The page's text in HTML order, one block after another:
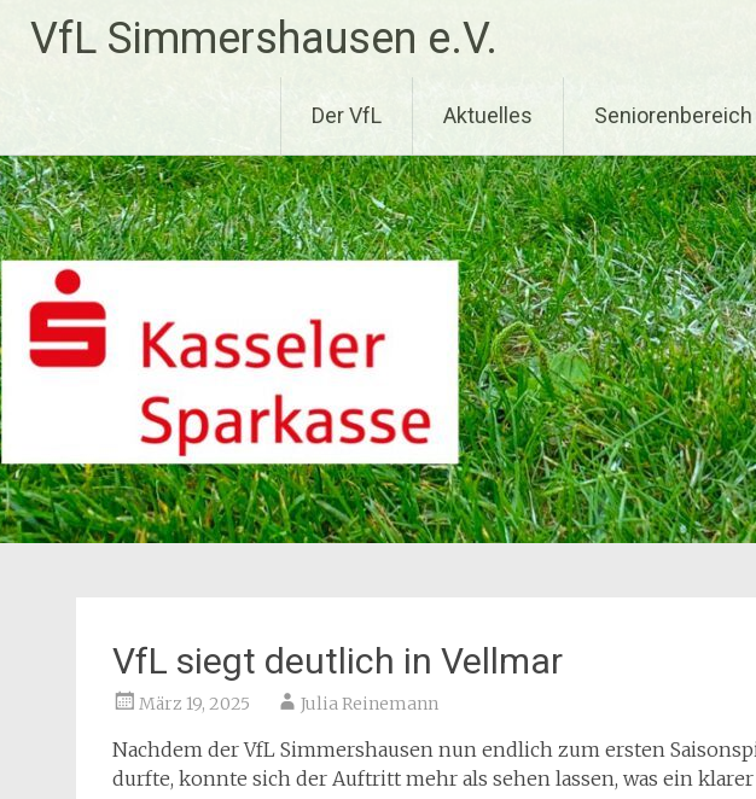
InhaltVfL Simmershausen e.V.
Der VfL Aktuelles Seniorenbereich
VfL siegt deutlich in Vellmar
März 19, 2025 Julia Reinemann
Nachdem der VfL Simmershausen nun endlich zum ersten
durfte, konnte sich der Auftritt mehr als sehen lassen, was ein klarer